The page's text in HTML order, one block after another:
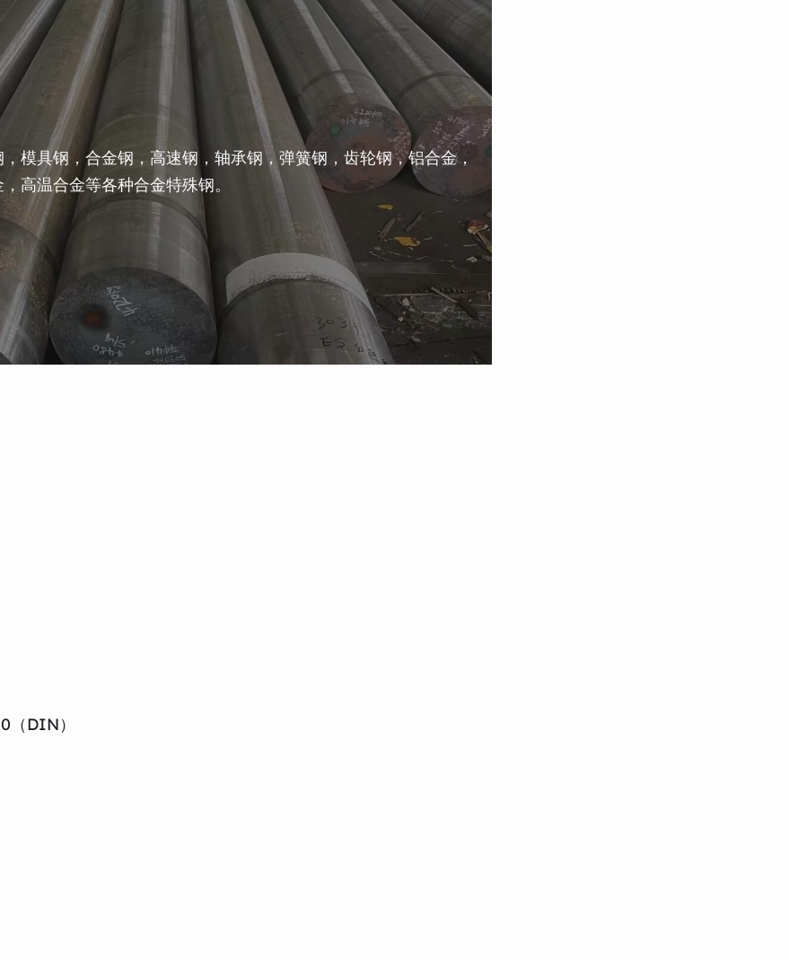
模具钢，合金钢，高速钢，轴承钢，弹簧钢，齿轮钢，铝合金，
高温合金等各种合金特殊钢。
（DIN）